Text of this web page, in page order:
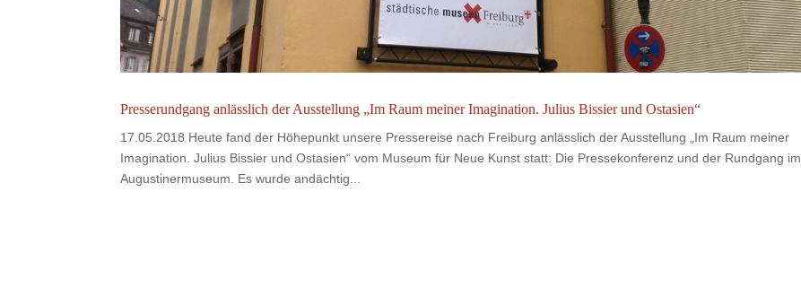
Presserundgang anlässlich der Ausstellung „Im Raum meiner Imagination. Julius Bissier und Ostasien“
17.05.2018 Heute fand der Höhepunkt unsere Pressereise nach Freiburg anlässlich der Ausstellung „Im Raum meiner
Imagination. Julius Bissier und Ostasien“ vom Museum für Neue Kunst statt: Die Pressekonferenz und der Rundgang im
Augustinermuseum. Es wurde andächtig...